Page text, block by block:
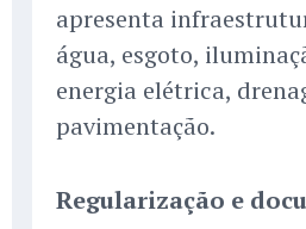
apresenta
água, esgoto,
energia elétrica,
pavimentação.
Regularização e